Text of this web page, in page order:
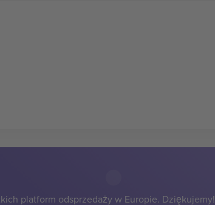
platform odsprzedaży w Europie. Dziękujemy!